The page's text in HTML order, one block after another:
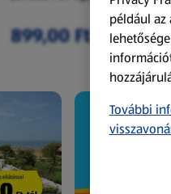
899,00 Ft
például az
További